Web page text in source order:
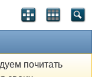
почитать